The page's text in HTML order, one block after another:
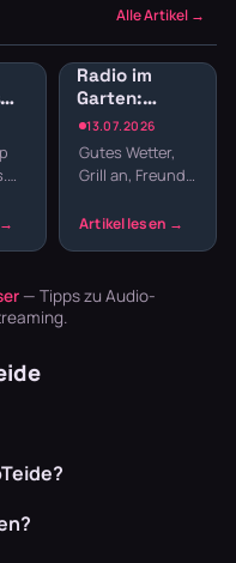
Alle Artikel →
13.07.2026
Radio im
Garten:
Sender für
Gartenparty
und
Grillabend
Gutes Wetter,
Grill an, Freunde
noch die
Sender im
— Tipps zu Audio-